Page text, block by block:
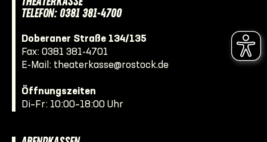
TELEFON: 0381 381-4700
Doberaner Straße 134/135
Fax: 0381 381-4701
E-Mail: theaterkasse@rostock.de
Öffnungszeiten
Di–Fr: 10:00–18:00 Uhr